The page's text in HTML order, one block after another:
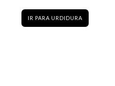
IR PARA URDIDURA